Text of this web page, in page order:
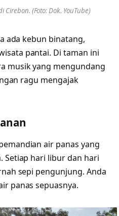
Cirebon. (Foto: Dok. YouTube)
ada kebun binatang,
pantai. Di taman ini
musik yang mengundang
ragu mengajak
air panas yang
Setiap hari libur dan hari
sepi pengunjung. Anda
panas sepuasnya.